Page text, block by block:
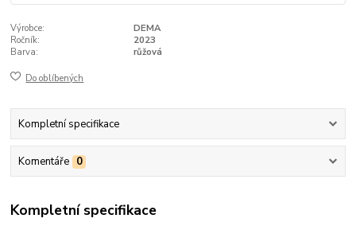
Výrobce:
DEMA
Ročník:
2023
Barva:
růžová
Do oblíbených
Kompletní specifikace
Komentáře 0
Kompletní specifikace